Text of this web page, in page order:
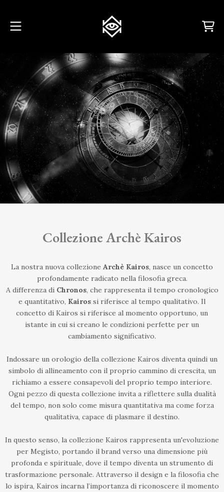
Carrello
Collezione Archè Kairos
La nostra nuova collezione Archè Kairos, nasce un concetto
profondamente radicato nella filosofia greca.
A differenza di Chronos, che rappresenta il tempo cronologico
e quantitativo, Kairos si riferisce al tempo qualitativo. Il
concetto di Kairos si riferisce al momento opportuno, un
istante in cui si creano le condizioni perfette per un
cambiamento significativo.
Indossare un orologio della collezione Kairos diventa quindi un
simbolo di allineamento con il proprio cammino di crescita, un
richiamo a essere consapevoli del proprio tempo interiore.
Ogni pezzo di questa collezione invita a riflettere sulla dualità
del tempo, non solo come misura quantitativa ma come forza
qualitativa, capace di plasmare il destino.
In questo senso, la collezione Kairos rappresenta un'evoluzione
per Megisto, portando il brand verso una dimensione più
profonda e spirituale, dove il tempo diventa un strumento di
trasformazione personale. Attraverso il design e la filosofia che
lo ispira, Kairos incarna l’importanza di riconoscere il momento